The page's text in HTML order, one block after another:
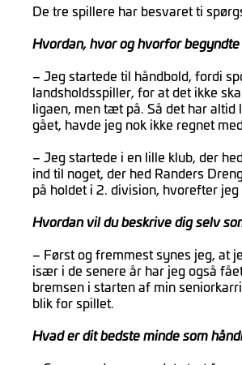
De tre spillere har besvaret ti
Hvordan, hvor og hvorfor
– Jeg startede til håndbold, fordi
landsholdsspiller, for at det ikke
ligaen, men tæt på. Så det har altid
gået, havde jeg nok ikke regnet
– Jeg startede i en lille klub, der
ind til noget, der hed Randers
på holdet i 2. division, hvorefter
Hvordan vil du beskrive dig selv
– Først og fremmest synes jeg, at
især i de senere år har jeg også
bremsen i starten af min
blik for spillet.
Hvad er dit bedste minde som